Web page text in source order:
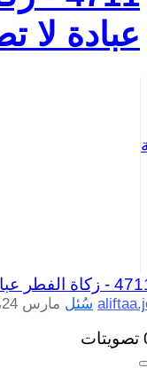
عبادة لا
زكاة الفطر
سُئل مارس 24، 2022
تصويتات